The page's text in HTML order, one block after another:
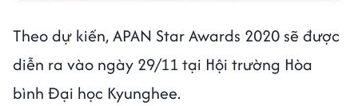
Theo dự kiến, APAN Star Awards 2020 sẽ được
diễn ra vào ngày 29/11 tại Hội trường Hòa
bình Đại học Kyunghee.